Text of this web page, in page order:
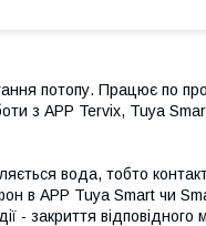
потопу. Працює по
з APP Tervix, Tuya
вода, тобто
в АPP Tuya Smart чи
- закриття